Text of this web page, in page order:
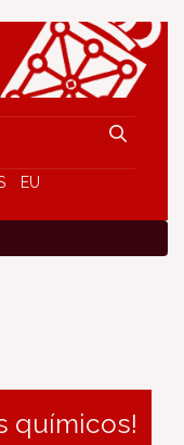
EU
químicos!